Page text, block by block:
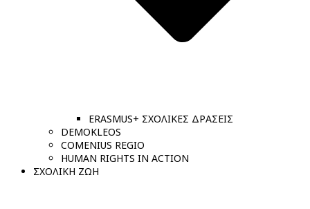
ERASMUS+ ΣΧΟΛΙΚΕΣ ΔΡΑΣΕΙΣ
DEMOKLEOS
COMENIUS REGIO
HUMAN RIGHTS IN ACTION
ΣΧΟΛΙΚΗ ΖΩΗ